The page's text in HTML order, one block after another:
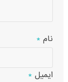
نام*
ایمیل*